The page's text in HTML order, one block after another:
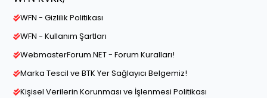
WFN - Gizlilik Politikası
WFN - Kullanım Şartları
WebmasterForum.NET - Forum Kuralları!
Marka Tescil ve BTK Yer Sağlayıcı Belgemiz!
Kişisel Verilerin Korunması ve İşlenmesi Politikası